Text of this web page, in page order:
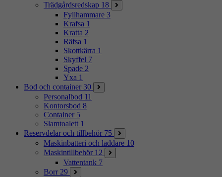
Trädgårdsredskap 18
Fyllhammare 3
Krafsa 1
Kratta 2
Räfsa 1
Skottkärra 1
Skyffel 7
Spade 2
Yxa 1
Bod och container 30
Personalbod 11
Kontorsbod 8
Container 5
Slamtoalett 1
Reservdelar och tillbehör 75
Maskinbatteri och laddare 10
Maskintillbehör 12
Vattentank 7
Borr 29